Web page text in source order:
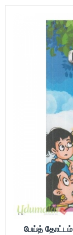
பேய்த் தோட்டம்